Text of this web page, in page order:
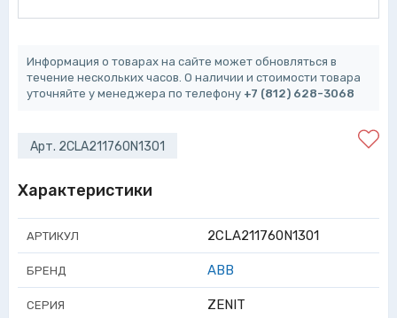
Информация о товарах на сайте может обновляться в
течение нескольких часов. О наличии и стоимости товара
уточняйте у менеджера по телефону +7 (812) 628-3068
Арт. 2CLA211760N1301
Характеристики
АРТИКУЛ 2CLA211760N1301
БРЕНД ABB
СЕРИЯ ZENIT